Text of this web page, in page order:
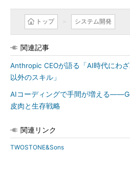
トップ システム開発
関連記事
Anthropic CEOが語る「AI時代にわ
以外のスキル」
AIコーディングで手間が増える
皮肉と生存戦略
関連リンク
TWOSTONE&Sons